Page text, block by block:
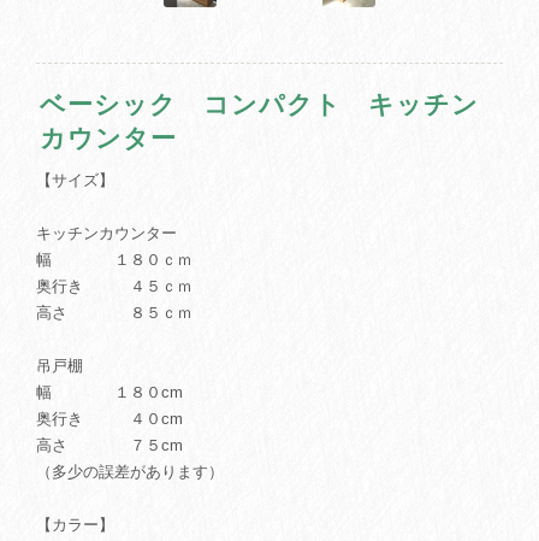
ベーシック コンパクト キッチン
カウンター
【サイズ】
キッチンカウンター
幅 １８０ｃｍ
奥行き ４５ｃｍ
高さ ８５ｃｍ
吊戸棚
幅 １８０cm
奥行き ４０cm
高さ ７５cm
（多少の誤差があります）
【カラー】